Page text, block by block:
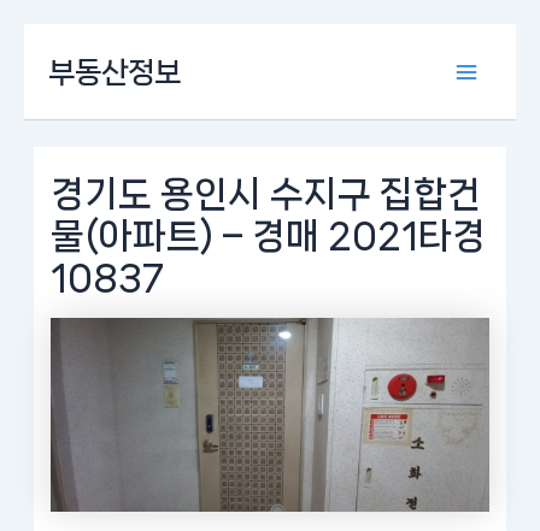
로
부동산정보
경기도 용인시 수지구 집합건
물(아파트) – 경매 2021타경
10837